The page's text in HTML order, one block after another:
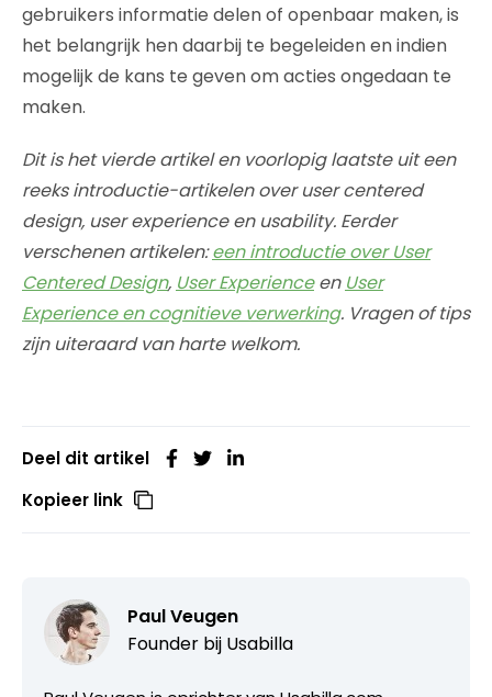
gebruikers informatie delen of openbaar maken, is
het belangrijk hen daarbij te begeleiden en indien
mogelijk de kans te geven om acties ongedaan te
maken.
Dit is het vierde artikel en voorlopig laatste uit een
reeks introductie-artikelen over user centered
design, user experience en usability. Eerder
verschenen artikelen:een introductie over User
Centered Design, User Experienceen User
Experience en cognitieve verwerking. Vragen of tips
zijn uiteraard van harte welkom.
Deel dit artikel
Kopieer link
Paul Veugen
Founder bij Usabilla